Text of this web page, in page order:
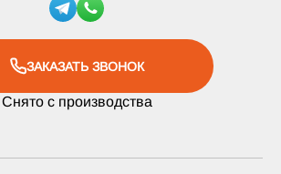
ЗАКАЗАТЬ ЗВОНОК
Снято с производства